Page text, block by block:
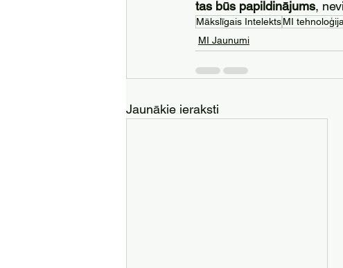
tas būs papildinājums,
Mākslīgais IntelektsMI
MI Jaunumi
Jaunākie ieraksti